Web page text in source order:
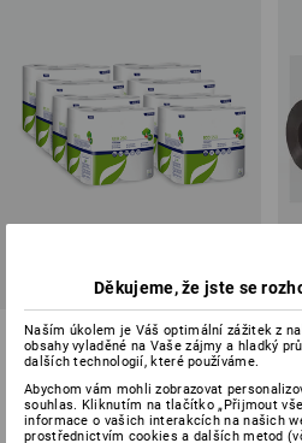
2 vrstvý toaletní papír, 64 rolí
varianta
od 650,98 Kč
(vč. DPH) od 2 balení
1
Děkujeme, že jste se
Naším úkolem je Váš optimální zážitek z
obsahy vyladěné na Vaše zájmy a hladký
dalších technologií, které používáme.
Abychom vám mohli zobrazovat
souhlas. Kliknutím na tlačítko „Přijmout
informace o vašich interakcích na našich
prostřednictvím cookies a dalších metod